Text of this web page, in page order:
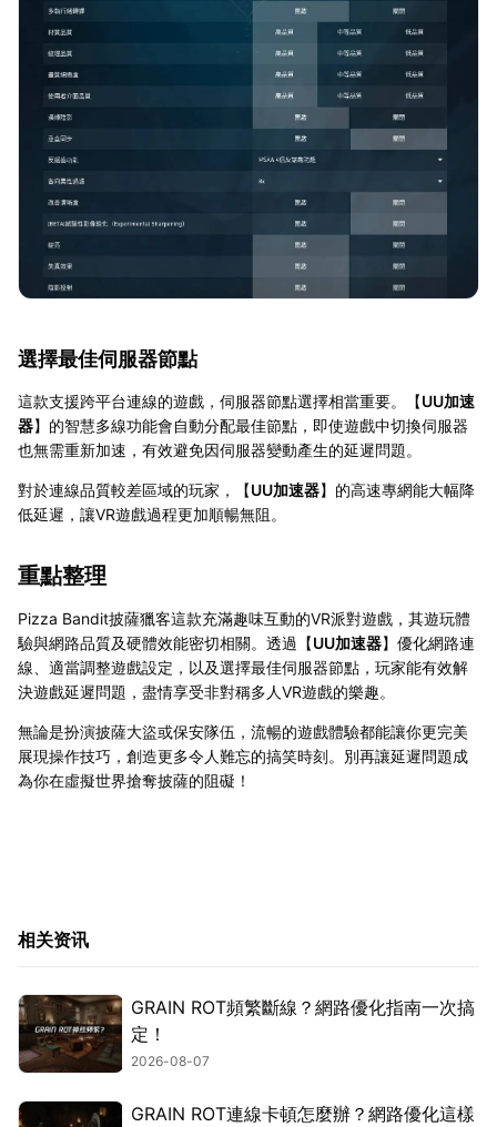
選擇最佳伺服器節點
這款支援跨平台連線的遊戲，伺服器節點選擇相當重要。【UU加速
器】的智慧多線功能會自動分配最佳節點，即使遊戲中切換伺服器
也無需重新加速，有效避免因伺服器變動產生的延遲問題。
對於連線品質較差區域的玩家，【UU加速器】的高速專網能大幅降
低延遲，讓VR遊戲過程更加順暢無阻。
重點整理
Pizza Bandit披薩獵客這款充滿趣味互動的VR派對遊戲，其遊玩體
驗與網路品質及硬體效能密切相關。透過【UU加速器】優化網路連
線、適當調整遊戲設定，以及選擇最佳伺服器節點，玩家能有效解
決遊戲延遲問題，盡情享受非對稱多人VR遊戲的樂趣。
無論是扮演披薩大盜或保安隊伍，流暢的遊戲體驗都能讓你更完美
展現操作技巧，創造更多令人難忘的搞笑時刻。別再讓延遲問題成
為你在虛擬世界搶奪披薩的阻礙！
相关资讯
GRAIN ROT頻繁斷線？網路優化指南一次搞
定！
2026-08-07
GRAIN ROT連線卡頓怎麼辦？網路優化這樣